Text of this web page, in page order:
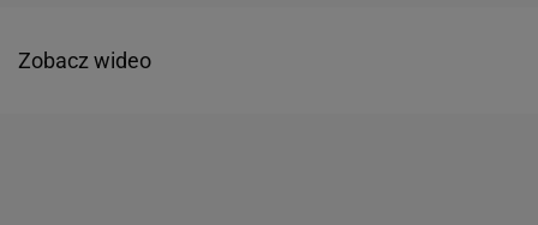
Zobacz wideo